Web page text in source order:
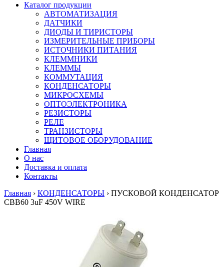
Каталог продукции
АВТОМАТИЗАЦИЯ
ДАТЧИКИ
ДИОДЫ И ТИРИСТОРЫ
ИЗМЕРИТЕЛЬНЫЕ ПРИБОРЫ
ИСТОЧНИКИ ПИТАНИЯ
КЛЕММНИКИ
КЛЕММЫ
КОММУТАЦИЯ
КОНДЕНСАТОРЫ
МИКРОСХЕМЫ
ОПТОЭЛЕКТРОНИКА
РЕЗИСТОРЫ
РЕЛЕ
ТРАНЗИСТОРЫ
ЩИТОВОЕ ОБОРУДОВАНИЕ
Главная
О нас
Доставка и оплата
Контакты
Главная › КОНДЕНСАТОРЫ › ПУСКОВОЙ КОНДЕНСАТОР
CBB60 3uF 450V WIRE